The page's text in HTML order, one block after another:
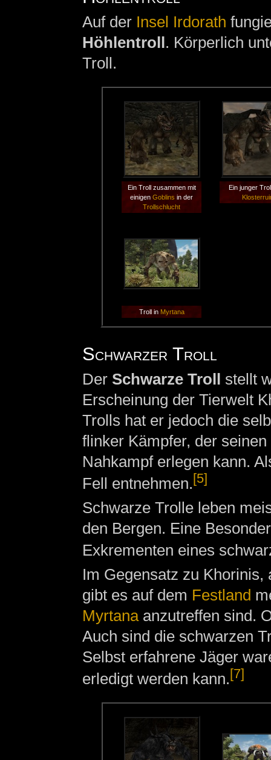
Auf der Insel Irdorath
Höhlentroll. Körperlich
Troll.
Ein Troll zusammen mit
einigenGoblins in der
Trollschlucht
Ein junger
Troll in Myrtana
Schwarzer Troll
Der Schwarze Troll stellt
Erscheinung der Tierwelt
Trolls hat er jedoch die
flinker Kämpfer, der
Nahkampf erlegen kann.
Fell entnehmen.[5]
Schwarze Trolle leben
den Bergen. Eine
Exkrementen eines
Im Gegensatz zu
gibt es auf dem Festland
Myrtanaanzutreffen sind.
Auch sind die schwarzen
Selbst erfahrene Jäger
erledigt werden kann. [7]